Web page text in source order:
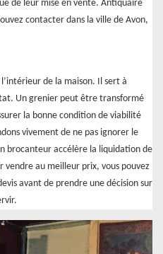
de leur mise en vente. Antiquaire
contacter dans la ville de Avon,
de la maison. Il sert à
Un grenier peut être transformé
la bonne condition de viabilité
vivement de ne pas ignorer le
brocanteur accélère la liquidation de
au meilleur prix, vous pouvez
avant de prendre une décision sur